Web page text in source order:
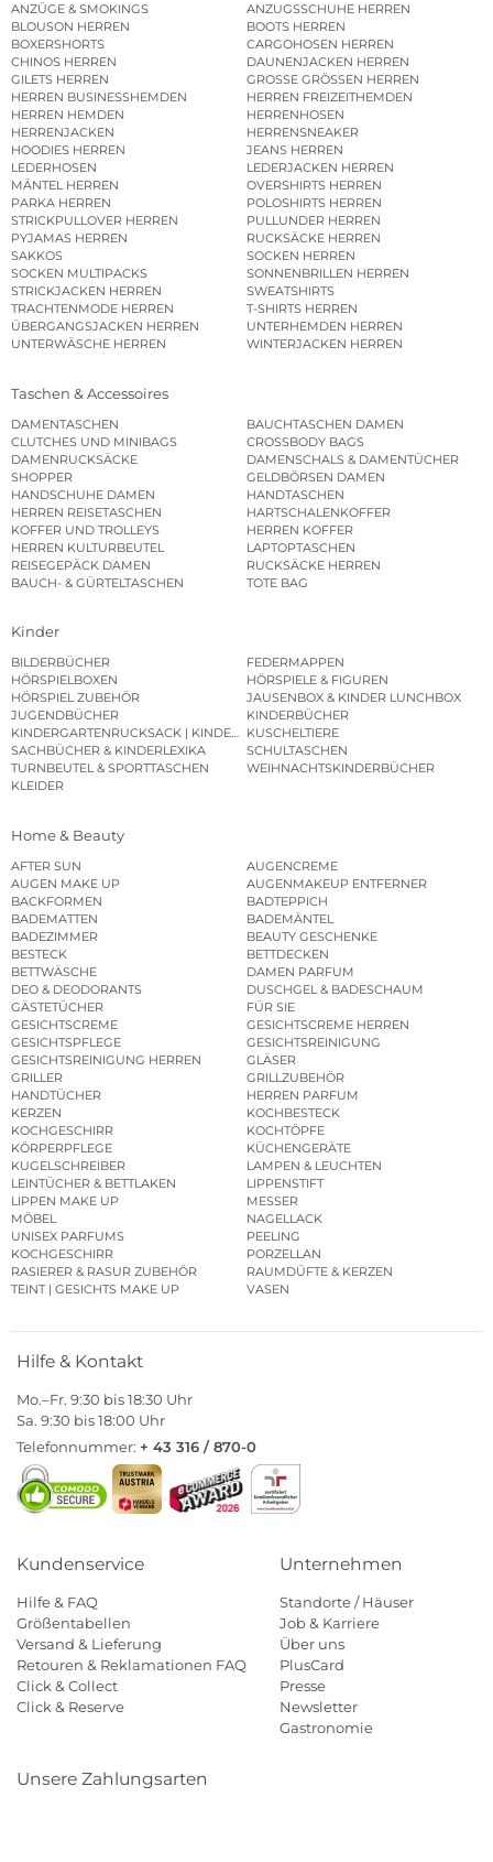
ANZÜGE & SMOKINGS
ANZUGSSCHUHE HERREN
BLOUSON HERREN
BOOTS HERREN
BOXERSHORTS
CARGOHOSEN HERREN
CHINOS HERREN
DAUNENJACKEN HERREN
GILETS HERREN
GROSSE GRÖSSEN HERREN
HERREN BUSINESSHEMDEN
HERREN FREIZEITHEMDEN
HERREN HEMDEN
HERRENHOSEN
HERRENJACKEN
HERRENSNEAKER
HOODIES HERREN
JEANS HERREN
LEDERHOSEN
LEDERJACKEN HERREN
MÄNTEL HERREN
OVERSHIRTS HERREN
PARKA HERREN
POLOSHIRTS HERREN
STRICKPULLOVER HERREN
PULLUNDER HERREN
PYJAMAS HERREN
RUCKSÄCKE HERREN
SAKKOS
SOCKEN HERREN
SOCKEN MULTIPACKS
SONNENBRILLEN HERREN
STRICKJACKEN HERREN
SWEATSHIRTS
TRACHTENMODE HERREN
T-SHIRTS HERREN
ÜBERGANGSJACKEN HERREN
UNTERHEMDEN HERREN
UNTERWÄSCHE HERREN
WINTERJACKEN HERREN
Taschen & Accessoires
DAMENTASCHEN
BAUCHTASCHEN DAMEN
CLUTCHES UND MINIBAGS
CROSSBODY BAGS
DAMENRUCKSÄCKE
DAMENSCHALS & DAMENTÜCHER
SHOPPER
GELDBÖRSEN DAMEN
HANDSCHUHE DAMEN
HANDTASCHEN
HERREN REISETASCHEN
HARTSCHALENKOFFER
KOFFER UND TROLLEYS
HERREN KOFFER
HERREN KULTURBEUTEL
LAPTOPTASCHEN
REISEGEPÄCK DAMEN
RUCKSÄCKE HERREN
BAUCH- & GÜRTELTASCHEN
TOTE BAG
Kinder
BILDERBÜCHER
FEDERMAPPEN
HÖRSPIELBOXEN
HÖRSPIELE & FIGUREN
HÖRSPIEL ZUBEHÖR
JAUSENBOX & KINDER LUNCHBOX
JUGENDBÜCHER
KINDERBÜCHER
KINDERGARTENRUCKSACK | KINDERGARTENBEUTEL
KUSCHELTIERE
SACHBÜCHER & KINDERLEXIKA
SCHULTASCHEN
TURNBEUTEL & SPORTTASCHEN
WEIHNACHTSKINDERBÜCHER
KLEIDER
Home & Beauty
AFTER SUN
AUGENCREME
AUGEN MAKE UP
AUGENMAKEUP ENTFERNER
BACKFORMEN
BADTEPPICH
BADEMATTEN
BADEMÄNTEL
BADEZIMMER
BEAUTY GESCHENKE
BESTECK
BETTDECKEN
BETTWÄSCHE
DAMEN PARFUM
DEO & DEODORANTS
DUSCHGEL & BADESCHAUM
GÄSTETÜCHER
FÜR SIE
GESICHTSCREME
GESICHTSCREME HERREN
GESICHTSPFLEGE
GESICHTSREINIGUNG
GESICHTSREINIGUNG HERREN
GLÄSER
GRILLER
GRILLZUBEHÖR
HANDTÜCHER
HERREN PARFUM
KERZEN
KOCHBESTECK
KOCHGESCHIRR
KOCHTÖPFE
KÖRPERPFLEGE
KÜCHENGERÄTE
KUGELSCHREIBER
LAMPEN & LEUCHTEN
LEINTÜCHER & BETTLAKEN
LIPPENSTIFT
LIPPEN MAKE UP
MESSER
MÖBEL
NAGELLACK
UNISEX PARFUMS
PEELING
KOCHGESCHIRR
PORZELLAN
RASIERER & RASUR ZUBEHÖR
RAUMDÜFTE & KERZEN
TEINT | GESICHTS MAKE UP
VASEN
Hilfe & Kontakt
Mo.–Fr. 9:30 bis 18:30 Uhr
Sa. 9:30 bis 18:00 Uhr
Telefonnummer: + 43 316 / 870-0
Kundenservice
Hilfe & FAQ
Größentabellen
Versand & Lieferung
Retouren & Reklamationen FAQ
Click & Collect
Click & Reserve
Unternehmen
Standorte / Häuser
Job & Karriere
Über uns
PlusCard
Presse
Newsletter
Gastronomie
Unsere Zahlungsarten